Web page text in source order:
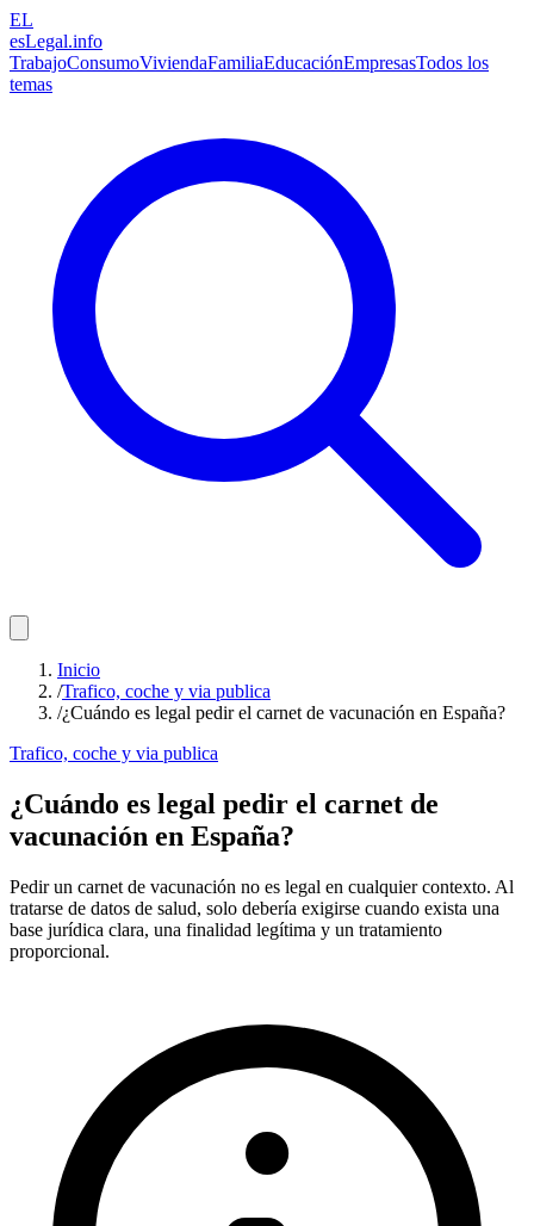
EL
esLegal.info
TrabajoConsumoViviendaFamiliaEducaciónEmpresasTodos los
temas
Inicio
/Trafico, coche y via publica
/¿Cuándo es legal pedir el carnet de vacunación en España?
Trafico, coche y via publica
¿Cuándo es legal pedir el carnet de
vacunación en España?
Pedir un carnet de vacunación no es legal en cualquier contexto. Al
tratarse de datos de salud, solo debería exigirse cuando exista una
base jurídica clara, una finalidad legítima y un tratamiento
proporcional.